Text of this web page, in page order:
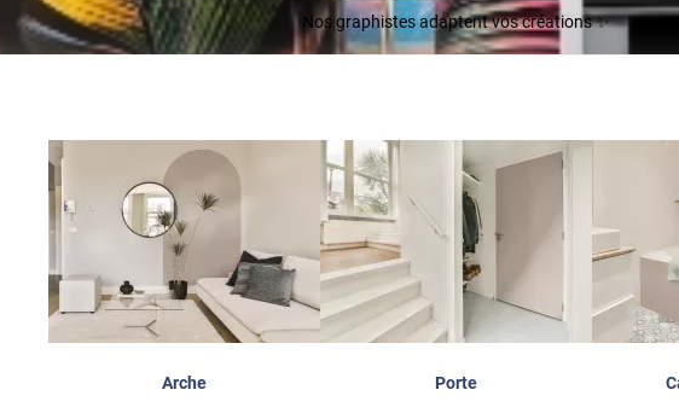
Nos graphistes adaptent vos créations ✨
Arche Porte